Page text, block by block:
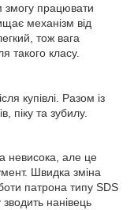
змогу працювати
механізм від
тож вага
такого класу.
купівлі. Разом із
піку та зубилу.
невисока, але це
Швидка зміна
патрона типу SDS
нанівець